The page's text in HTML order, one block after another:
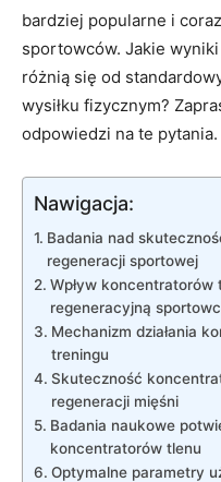
bardziej popularne i
sportowców. Jakie
różnią⁣ się⁤ od
wysiłku fizycznym?
odpowiedzi na te pytania.
Nawigacja:
Badania nad
regeneracji sportowej
Wpływ⁤ koncentratorów
regeneracyjną
Mechanizm działania
treningu
Skuteczność
regeneracji ⁤mięśni
Badania naukowe
⁢koncentratorów ‌tlenu
Optymalne‌ parametry